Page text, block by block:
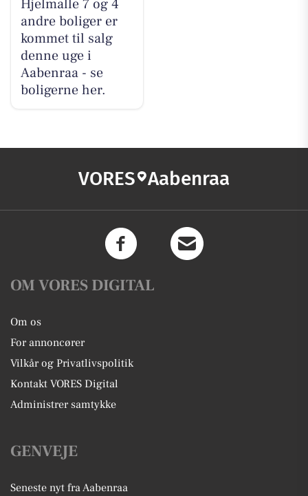
Hjelmalle 7 og 4
andre boliger er
kommet til salg
denne uge i
Aabenraa - se
boligerne her.
VORES Aabenraa
OM VORES DIGITAL
Om os
For annoncører
Vilkår og Privatlivspolitik
Kontakt VORES Digital
Administrer samtykke
GENVEJE
Seneste nyt fra Aabenraa